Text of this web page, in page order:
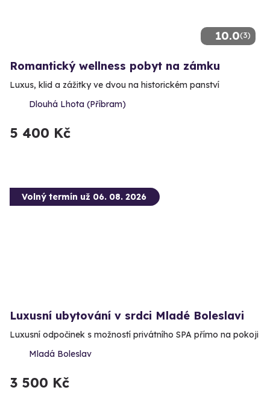
10.0(3)
Romantický wellness pobyt na zámku
Luxus, klid a zážitky ve dvou na historickém panství
Dlouhá Lhota (Příbram)
5 400 Kč
Volný termín už 06. 08. 2026
Luxusní ubytování v srdci Mladé Boleslavi
Luxusní odpočinek s možností privátního SPA přímo na pokoji
Mladá Boleslav
3 500 Kč